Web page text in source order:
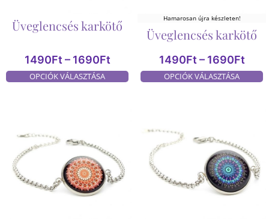
Üveglencsés karkötő
1490Ft – 1690Ft
OPCIÓK VÁLASZTÁSA
Hamarosan újra készleten!
Üveglencsés karkötő
1490Ft – 1690Ft
OPCIÓK VÁLASZTÁSA